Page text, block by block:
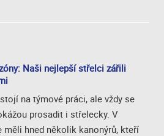
Naši nejlepší střelci zářili
na týmové práci, ale vždy se
prosadit i střelecky. V
hned několik kanonýrů, kteří